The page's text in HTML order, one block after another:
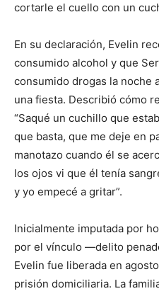
cortarle el cuello con un
En su declaración, Evelin
consumido alcohol y que
consumido drogas la noche
una fiesta. Describió cómo
“Saqué un cuchillo que
que basta, que me deje en
manotazo cuando él se
los ojos vi que él tenía
y yo empecé a gritar”.
Inicialmente imputada por
por el vínculo —delito
Evelin fue liberada en
prisión domiciliaria. La